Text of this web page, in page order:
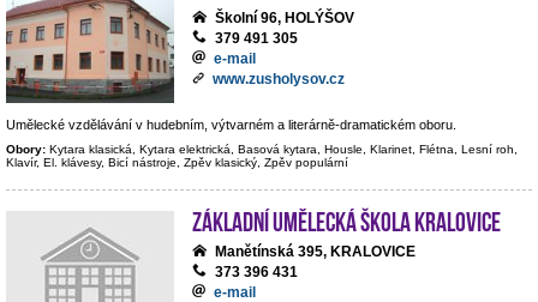
Školní 96, HOLÝŠOV
379 491 305
e-mail
www.zusholysov.cz
Umělecké vzdělávání v hudebním, výtvarném a literárně-dramatickém oboru.
Obory: Kytara klasická, Kytara elektrická, Basová kytara, Housle, Klarinet, Flétna, Lesní roh,
Klavír, El. klávesy, Bicí nástroje, Zpěv klasický, Zpěv populární
Základní umělecká škola Kralovice
Manětínská 395, KRALOVICE
373 396 431
e-mail